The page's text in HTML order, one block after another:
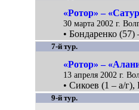
«Ротор» –
30 марта 2002 г.
• Бондаренко
7-й тур.
«Ротор» –
13 апреля 2002 г.
• Сикоев (1 – а/
9-й тур.